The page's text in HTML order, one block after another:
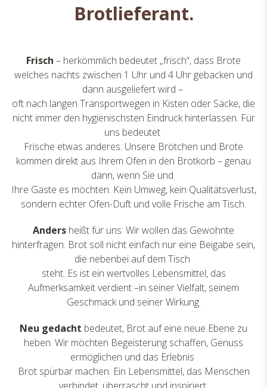
Brotlieferant.
Frisch – herkömmlich bedeutet „frisch“, dass Brote
welches nachts zwischen 1 Uhr und 4 Uhr gebacken und
dann ausgeliefert wird –
oft nach langen Transportwegen in Kisten oder Säcke, die
nicht immer den hygienischsten Eindruck hinterlassen. Für
uns bedeutet
Frische etwas anderes: Unsere Brötchen und Brote
kommen direkt aus Ihrem Ofen in den Brotkorb – genau
dann, wenn Sie und
Ihre Gäste es möchten. Kein Umweg, kein Qualitätsverlust,
sondern echter Ofen-Duft und volle Frische am Tisch.
Anders heißt für uns: Wir wollen das Gewohnte
hinterfragen. Brot soll nicht einfach nur eine Beigabe sein,
die nebenbei auf dem Tisch
steht. Es ist ein wertvolles Lebensmittel, das
Aufmerksamkeit verdient –in seiner Vielfalt, seinem
Geschmack und seiner Wirkung.
Neu gedacht bedeutet, Brot auf eine neue Ebene zu
heben. Wir möchten Begeisterung schaffen, Genuss
ermöglichen und das Erlebnis
Brot spürbar machen. Ein Lebensmittel, das Menschen